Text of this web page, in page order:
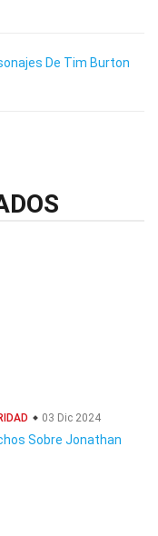
De Tim Burton
03 Dic 2024
Sobre Jonathan